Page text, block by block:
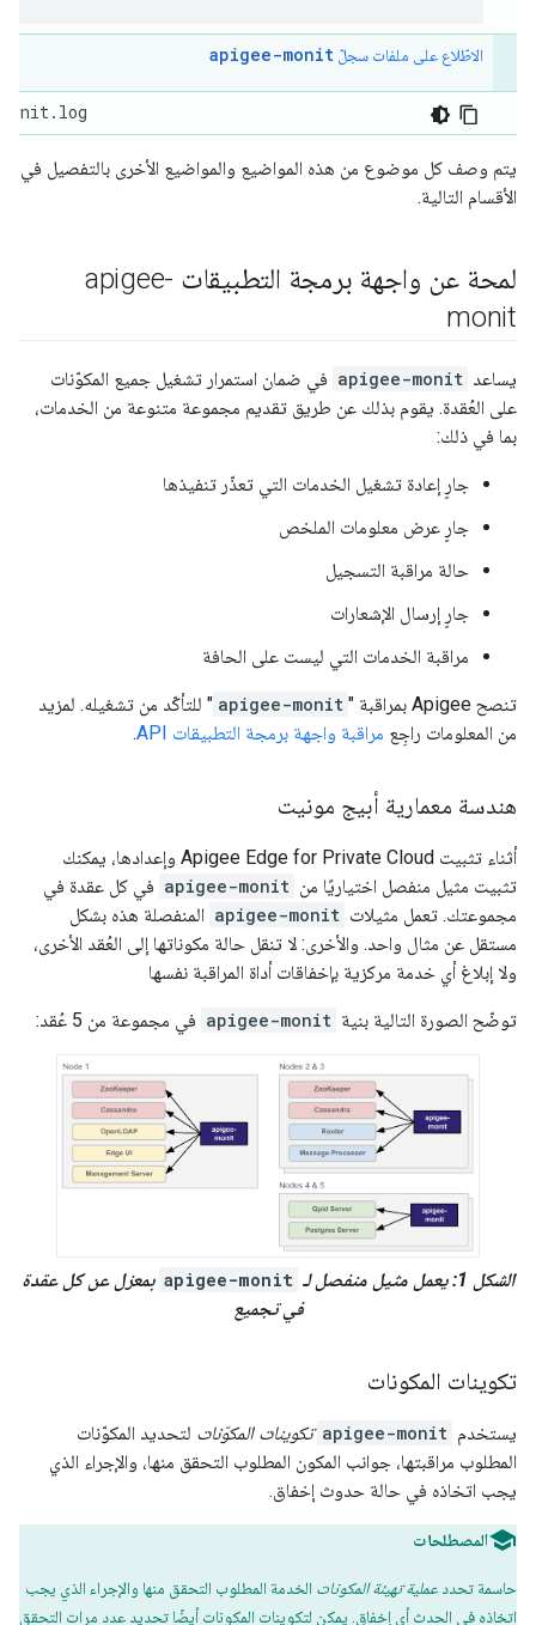
الاطّلاع على ملفات سجلّ apigee-monit
يتم وصف كل موضوع من هذه المواضيع والمواضيع الأخرى بالتفصيل في
الأقسام التالية.
لمحة عن واجهة برمجة التطبيقات apigee-
monit
يساعد apigee-monit في ضمان استمرار تشغيل جميع المكوّنات
على العُقدة. يقوم بذلك عن طريق تقديم مجموعة متنوعة من الخدمات،
بما في ذلك:
جارٍ إعادة تشغيل الخدمات التي تعذّر تنفيذها
جارٍ عرض معلومات الملخص
حالة مراقبة التسجيل
جارٍ إرسال الإشعارات
مراقبة الخدمات التي ليست على الحافة
تنصح Apigee بمراقبة " apigee-monit " للتأكّد من تشغيله. لمزيد
من المعلومات راجِع مراقبة واجهة برمجة التطبيقات API .
هندسة معمارية أبيج مونيت
أثناء تثبيت Apigee Edge for Private Cloud وإعدادها، يمكنك
تثبيت مثيل منفصل اختياريًا من apigee-monit في كل عقدة في
مجموعتك. تعمل مثيلات apigee-monit المنفصلة هذه بشكل
مستقل عن مثال واحد. والأخرى: لا تنقل حالة مكوناتها إلى العُقد الأخرى،
ولا إبلاغ أي خدمة مركزية بإخفاقات أداة المراقبة نفسها
توضّح الصورة التالية بنية apigee-monit في مجموعة من 5 عُقد:
الشكل 1: يعمل مثيل منفصل لـ apigee-monit بمعزل عن كل عقدة
في تجميع
تكوينات المكونات
يستخدم apigee-monit تكوينات المكوّنات لتحديد المكوّنات
المطلوب مراقبتها، جوانب المكون المطلوب التحقق منها، والإجراء الذي
يجب اتخاذه في حالة حدوث إخفاق.
المصطلحات
حاسمة تحدد عملية تهيئة المكونات الخدمة المطلوب التحقق منها والإجراء الذي يجب
اتخاذه في الحدث أي إخفاق. يمكن لتكوينات المكونات أيضًا تحديد عدد مرات التحقق